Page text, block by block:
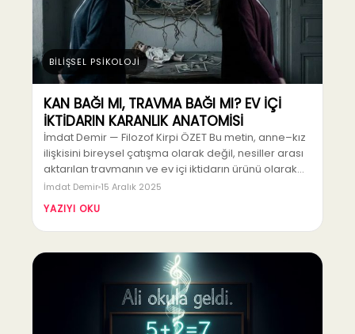
BİLİŞSEL PSİKOLOJİ
KAN BAĞI MI, TRAVMA BAĞI MI? EV İÇİ
İKTİDARIN KARANLIK ANATOMİSİ
İmdat Demir — Filozof Kirpi ÖZET Bu metin, anne–kız
ilişkisini bireysel çatışma olarak değil, nesiller arası
aktarılan travmanın ve ev içi iktidarın ürünü olarak…
İmdat Demir 15 Aralık 2025
YAZIYI OKU